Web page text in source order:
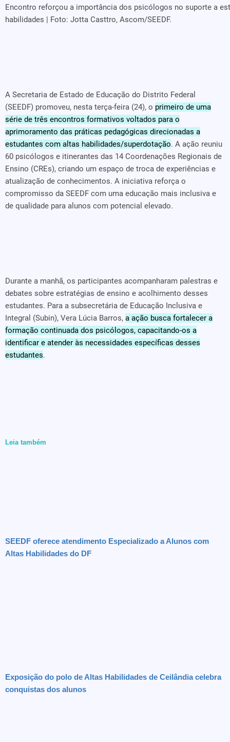
Encontro reforçou a importância dos psicólogos no suporte a
habilidades | Foto: Jotta Casttro, Ascom/SEEDF.
A Secretaria de Estado de Educação do Distrito Federal
(SEEDF) promoveu, nesta terça-feira (24), o primeiro de uma
série de três encontros formativos voltados para o
aprimoramento das práticas pedagógicas direcionadas a
estudantes com altas habilidades/superdotação. A ação reuniu
60 psicólogos e itinerantes das 14 Coordenações Regionais de
Ensino (CREs), criando um espaço de troca de experiências e
atualização de conhecimentos. A iniciativa reforça o
compromisso da SEEDF com uma educação mais inclusiva e
de qualidade para alunos com potencial elevado.
Durante a manhã, os participantes acompanharam palestras e
debates sobre estratégias de ensino e acolhimento desses
estudantes. Para a subsecretária de Educação Inclusiva e
Integral (Subin), Vera Lúcia Barros, a ação busca fortalecer a
formação continuada dos psicólogos, capacitando-os a
identificar e atender às necessidades específicas desses
estudantes.
Leia também
SEEDF oferece atendimento Especializado a Alunos com
Altas Habilidades do DF
Exposição do polo de Altas Habilidades de Ceilândia celebra
conquistas dos alunos